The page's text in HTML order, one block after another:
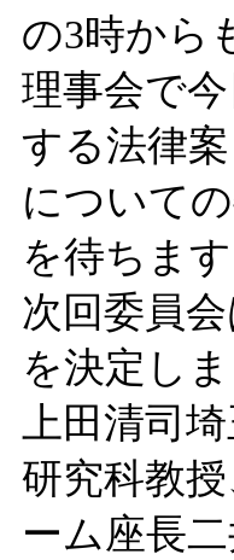
の3時から
理事会で
する法律
について
を待ちます
次回委員
を決定しま
上田清司
研究科教
ーム座長